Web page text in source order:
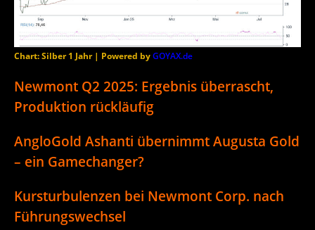
Chart: Silber 1 Jahr | Powered byGOYAX.de
Newmont Q2 2025: Ergebnis überrascht,
Produktion rückläufig
AngloGold Ashanti übernimmt Augusta Gold
– ein Gamechanger?
Kursturbulenzen bei Newmont Corp. nach
Führungswechsel